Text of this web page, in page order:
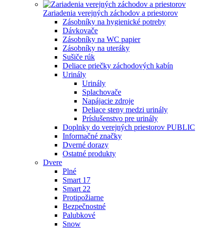
Zariadenia verejných záchodov a priestorov
Zásobníky na hygienické potreby
Dávkovače
Zásobníky na WC papier
Zásobníky na uteráky
Sušiče rúk
Deliace priečky záchodových kabín
Urinály
Urinály
Splachovače
Napájacie zdroje
Deliace steny medzi urinály
Príslušenstvo pre urinály
Doplnky do verejných priestorov PUBLIC
Informačné značky
Dverné dorazy
Ostatné produkty
Dvere
Plné
Smart 17
Smart 22
Protipožiarne
Bezpečnostné
Palubkové
Snow